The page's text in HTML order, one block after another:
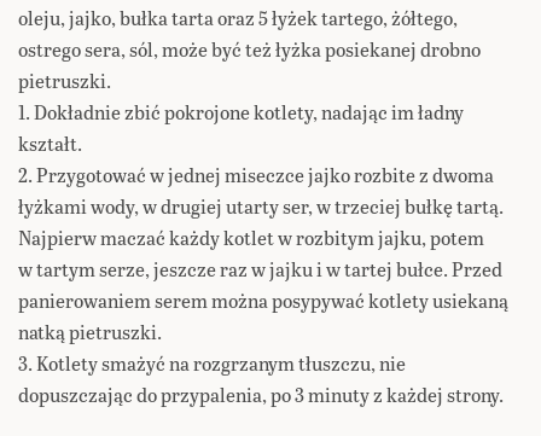
oleju, jajko, bułka tarta oraz 5 łyżek tartego, żółtego,
ostrego sera, sól, może być też łyżka posiekanej drobno
pietruszki.
1. Dokładnie zbić pokrojone kotlety, nadając im ładny
kształt.
2. Przygotować w jednej miseczce jajko rozbite z dwoma
łyżkami wody, w drugiej utarty ser, w trzeciej bułkę tartą.
Najpierw maczać każdy kotlet w rozbitym jajku, potem
w tartym serze, jeszcze raz w jajku i w tartej bułce. Przed
panierowaniem serem można posypywać kotlety usiekaną
natką pietruszki.
3. Kotlety smażyć na rozgrzanym tłuszczu, nie
dopuszczając do przypalenia, po 3 minuty z każdej strony.